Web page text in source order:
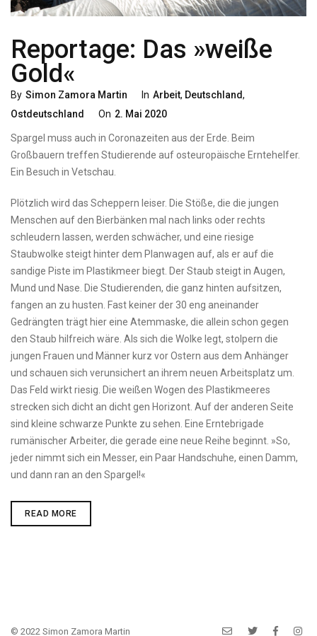
Reportage: Das »weiße
Gold«
By Simon Zamora Martin Categories
In Arbeit, Deutschland,
Ostdeutschland
Posted
On 2. Mai 2020
Spargel muss auch in Coronazeiten aus der Erde. Beim
Großbauern treffen Studierende auf osteuropäische Erntehelfer.
Ein Besuch in Vetschau.
Plötzlich wird das Scheppern leiser. Die Stöße, die die jungen
Menschen auf den Bierbänken mal nach links oder rechts
schleudern lassen, werden schwächer, und eine riesige
Staubwolke steigt hinter dem Planwagen auf, als er auf die
sandige Piste im Plastikmeer biegt. Der Staub steigt in Augen,
Mund und Nase. Die Studierenden, die ganz hinten aufsitzen,
fangen an zu husten. Fast keiner der 30 eng aneinander
Gedrängten trägt hier eine Atemmaske, die allein schon gegen
den Staub hilfreich wäre. Als sich die Wolke legt, stolpern die
jungen Frauen und Männer kurz vor Ostern aus dem Anhänger
und schauen sich verunsichert an ihrem neuen Arbeitsplatz um.
Das Feld wirkt riesig. Die weißen Wogen des Plastikmeeres
strecken sich dicht an dicht gen Horizont. Auf der anderen Seite
sind kleine schwarze Punkte zu sehen. Eine Erntebrigade
rumänischer Arbeiter, die gerade eine neue Reihe beginnt. »So,
jeder nimmt sich ein Messer, ein Paar Handschuhe, einen Damm,
und dann ran an den Spargel!«
READ MOREREPORTAGE:
DAS
© 2022 Simon Zamora Martin